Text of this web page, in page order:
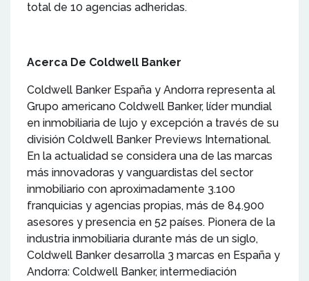
total de 10 agencias adheridas.
Acerca De Coldwell Banker
Coldwell Banker España y Andorra representa al
Grupo americano Coldwell Banker, líder mundial
en inmobiliaria de lujo y excepción a través de su
división Coldwell Banker Previews International.
En la actualidad se considera una de las marcas
más innovadoras y vanguardistas del sector
inmobiliario con aproximadamente 3.100
franquicias y agencias propias, más de 84.900
asesores y presencia en 52 países. Pionera de la
industria inmobiliaria durante más de un siglo,
Coldwell Banker desarrolla 3 marcas en España y
Andorra: Coldwell Banker, intermediación